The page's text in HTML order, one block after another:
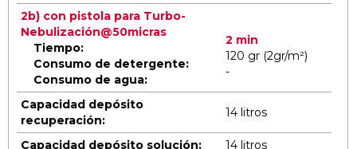
2b) con pistola para Turbo-
Nebulización@50micras
Tiempo:
Consumo de detergente:
Consumo de agua:
2 min
120 gr (2gr/m²)
-
Capacidad depósito
recuperación:
14 litros
Capacidad depósito solución:
14 litros